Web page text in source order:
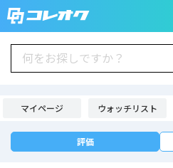
マイページ ウォッチリスト
評価